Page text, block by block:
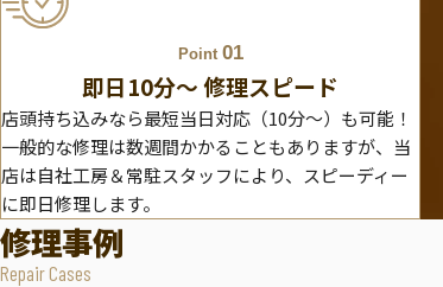
Point 01
即日10分〜 修理スピード
店頭持ち込みなら最短当日対応（10分～）も可能！
一般的な修理は数週間かかることもありますが、当
店は自社工房＆常駐スタッフにより、スピーディー
に即日修理します。
修理事例
Repair Cases